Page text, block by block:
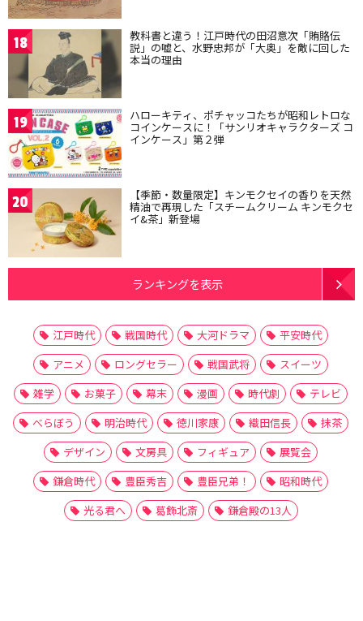
18 教科書と違う！江戸時代の田沼意次「賄賂伝
説」の嘘と、水野忠邦が「大奥」を敵に回した
本当の理由
19 ハローキティ、ポチャッコたちが昭和レトロな
コインケースに！「サンリオキャラクターズ コ
インケース」第２弾
20 【季節・数量限定】キンモクセイの香りを天然
精油で再現した「スチームクリーム キンモクセ
イ&茶」新登場
ランキングを表示
江戸時代 戦国時代 大河ドラマ
平安時代
アニメ
ロングセラー 戦国武将
スイーツ
雑学
お菓子 幕末 漫画 時代劇
テレビ
べらぼう
明治時代 徳川家康 織田信長
抹茶
デザイン
文房具 フィギュア
展覧会
鎌倉時代
豊臣秀吉 豊臣兄弟！
昭和時代
光る君へ
葛飾北斎 鎌倉殿の13人